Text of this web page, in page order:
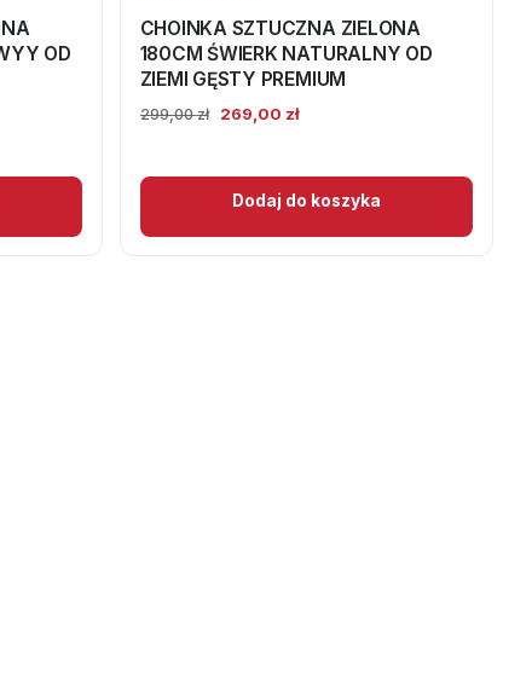
OD
CHOINKA SZTUCZNA ZIELONA
180CM ŚWIERK NATURALNY OD
ZIEMI GĘSTY PREMIUM
299,00zł
Pierwotna
269,00 złAktualna
Dodaj do koszyka